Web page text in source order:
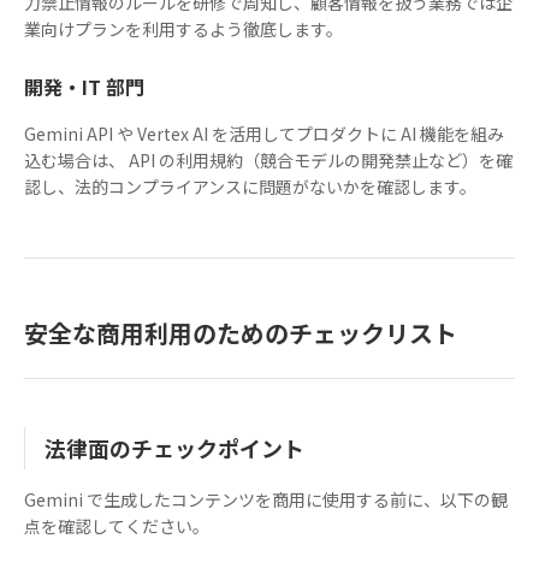
業向けプランを利用するよう徹底します。
開発・IT 部門
Gemini API や Vertex AI を活用してプロダクトに AI 機能を組み
込む場合は、 API の利用規約（競合モデルの開発禁止など）を確
認し、法的コンプライアンスに問題がないかを確認します。
安全な商用利用のためのチェックリスト
法律面のチェックポイント
Gemini で生成したコンテンツを商用に使用する前に、以下の観
点を確認してください。